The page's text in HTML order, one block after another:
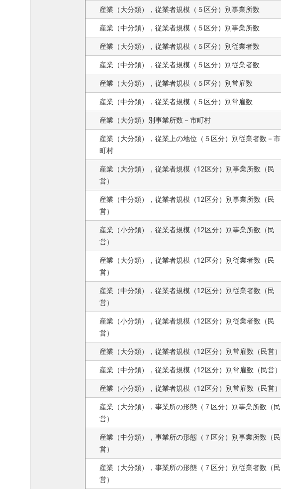
産業（大分類），従業者規模（５区分）別事業所数
産業（中分類），従業者規模（５区分）別事業所数
産業（大分類），従業者規模（５区分）別従業者数
産業（中分類），従業者規模（５区分）別従業者数
産業（大分類），従業者規模（５区分）別常雇数
産業（中分類），従業者規模（５区分）別常雇数
産業（大分類）別事業所数－市町村
産業（大分類），従業上の地位（５区分）別従業者数－市
町村
産業（大分類），従業者規模（12区分）別事業所数（民
営）
産業（中分類），従業者規模（12区分）別事業所数（民
営）
産業（小分類），従業者規模（12区分）別事業所数（民
営）
産業（大分類），従業者規模（12区分）別従業者数（民
営）
産業（中分類），従業者規模（12区分）別従業者数（民
営）
産業（小分類），従業者規模（12区分）別従業者数（民
営）
産業（大分類），従業者規模（12区分）別常雇数（民営）
産業（中分類），従業者規模（12区分）別常雇数（民営）
産業（小分類），従業者規模（12区分）別常雇数（民営）
産業（大分類），事業所の形態（７区分）別事業所数（民
営）
産業（中分類），事業所の形態（７区分）別事業所数（民
営）
産業（大分類），事業所の形態（７区分）別従業者数（民
営）